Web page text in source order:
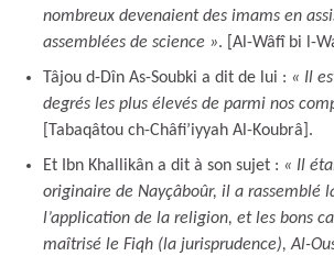
nombreux devenaient des imams en
assemblées de science ». [Al-Wâfî bi l-
Tâjou d-Dîn As-Soubki a dit de lui : « Il
degrés les plus élevés de parmi nos
[Tabaqâtou ch-Châfi’iyyah Al-Koubrâ].
Et Ibn Khallikân a dit à son sujet : « Il
originaire de Nayçâboûr, il a rassemblé
l’application de la religion, et les bons
maîtrisé le Fiqh (la jurisprudence), Al-